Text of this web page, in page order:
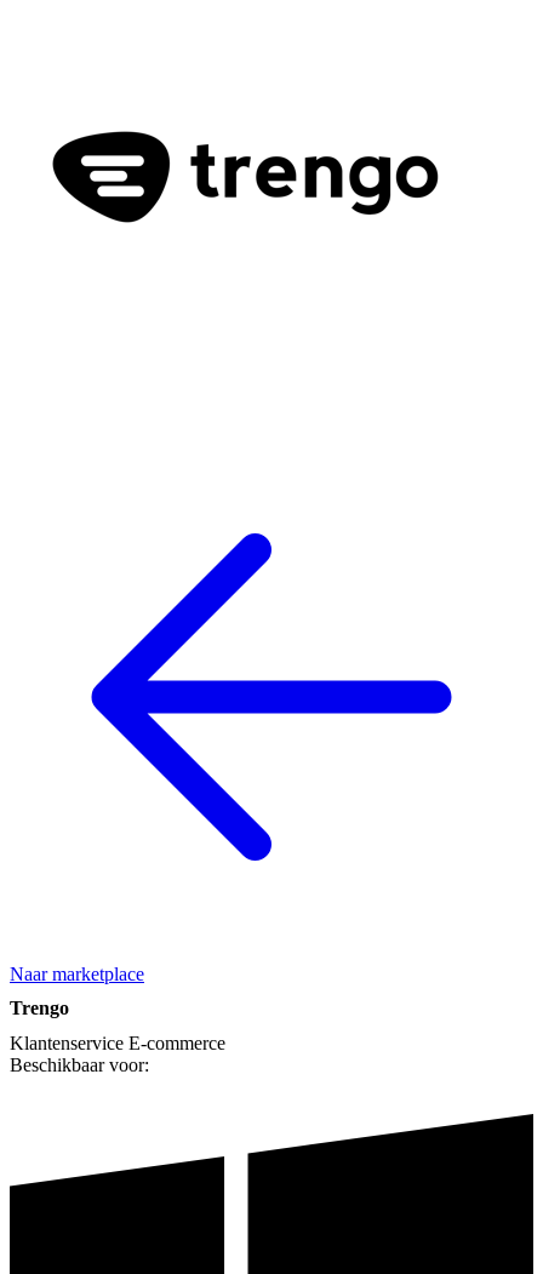
Naar marketplace
Trengo
Klantenservice E-commerce
Beschikbaar voor: